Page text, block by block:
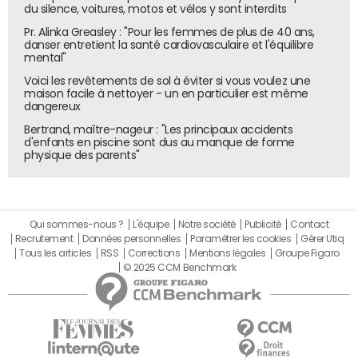
Un traitement différencié dans un climat
politique sensible
La situation de X contraste avec celle d'autres
entreprises visées récemment par Bruxelles. En avril,
Apple et Meta ont été sanctionnés à hauteur de
700 millions d'euros pour des violations du Digital Markets
Act. Dans ces dossiers, les délais étaient clairement
dispose de plus de flexibilité pour rendre ses décisions.
Selon le FT, plusieurs responsables bruxellois estiment
que les mesures prises contre X pourraient être
interprétées par Washington comme une forme de
pression ciblée sur les sociétés technologiques
américaines. Donald Trump a d'ailleurs qualifié les
amendes européennes d'"extorsion à l'étranger" et
du silence, voitures, motos et vélos y sont interdits
Pr. Alinka Greasley : "Pour les femmes de plus de 40 ans,
danser entretient la santé cardiovasculaire et l'équilibre
mental"
Voici les revêtements de sol à éviter si vous voulez une
maison facile à nettoyer - un en particulier est même
dangereux
Bertrand, maître-nageur : "Les principaux accidents
d'enfants en piscine sont dus au manque de forme
physique des parents"
Qui sommes-nous ? L'équipe Notre société Publicité
Contact
Recrutement
Données personnelles Paramétrer les cookies
Gérer Utiq
Tous les articles
RSS Corrections Mentions légales
Groupe Figaro
© 2025 CCM Benchmark